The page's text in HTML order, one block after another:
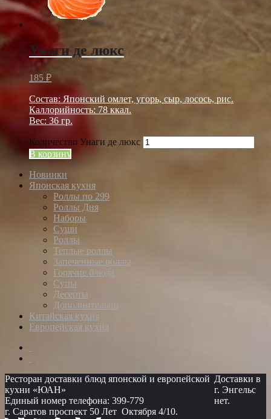
Унаги де люкс
185 ₽
Состав: Японский омлет, угорь, сыр, лосось, рис.
Каллорийность: 78 ккал.
Вес: 36 гр.
Количество Унаги де люкс
В корзину
Новинки
Японская кухня
Роллы по 299
Роллы Дня
Наборы
Суши
Роллы
Теплые роллы
Запеченные роллы
Горячие блюда
Супы
Десерты
Дополнительно
Китайская кухня
Европейская кухня
Ресторан доставки блюд японской и европейской
кухни «ЮАН»
Единый номер телефона: 399-779
г. Саратов проспект 50 Лет Октября 4/10.
Доставки в
г. Энгельс
нет.